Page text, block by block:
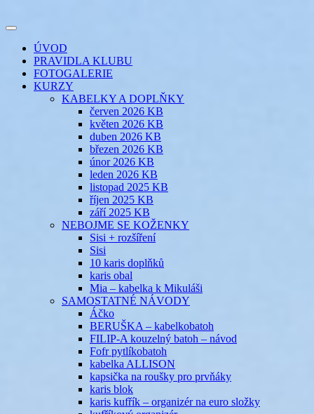
k
webuEVIKLUB
šicí klub
Toggle
navigation
ÚVOD
PRAVIDLA KLUBU
FOTOGALERIE
KURZY
KABELKY A DOPLŇKY
červen 2026 KB
květen 2026 KB
duben 2026 KB
březen 2026 KB
únor 2026 KB
leden 2026 KB
listopad 2025 KB
říjen 2025 KB
září 2025 KB
NEBOJME SE KOŽENKY
Sisi + rozšíření
Sisi
10 karis doplňků
karis obal
Mia – kabelka k Mikuláši
SAMOSTATNÉ NÁVODY
Áčko
BERUŠKA – kabelkobatoh
FILIP-A kouzelný batoh – návod
Fofr pytlíkobatoh
kabelka ALLISON
kapsička na roušky pro prvňáky
karis blok
karis kufřík – organizér na euro složky